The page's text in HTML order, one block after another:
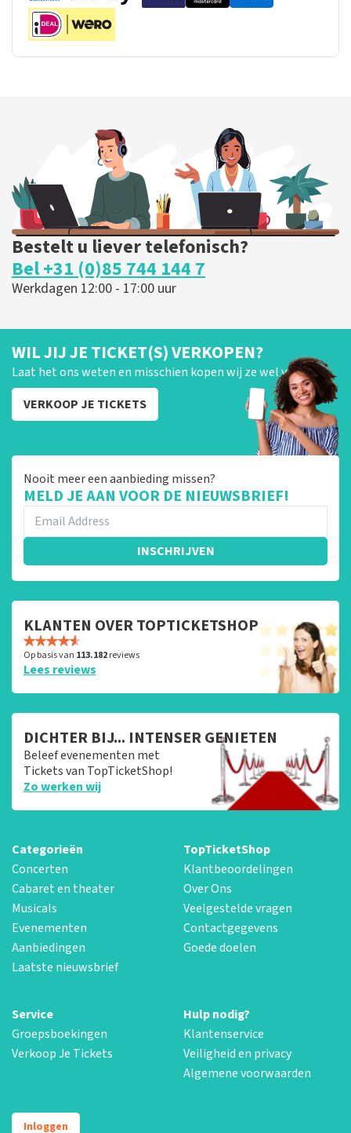
Bestelt u liever telefonisch?
Bel +31 (0)85 744 144 7
Werkdagen 12:00 - 17:00 uur
WIL JIJ JE TICKET(S) VERKOPEN?
Laat het ons weten en misschien kopen wij ze wel van je!
VERKOOP JE TICKETS
Nooit meer een aanbieding missen?
MELD JE AAN VOOR DE NIEUWSBRIEF!
INSCHRIJVEN
KLANTEN OVER TOPTICKETSHOP
Op basis van 113.182reviews
Lees reviews
DICHTER BIJ... INTENSER GENIETEN
Beleef evenementen met
Tickets van TopTicketShop!
Zo werken wij
Categorieën
Concerten
Cabaret en theater
Musicals
Evenementen
Aanbiedingen
Laatste nieuwsbrief
TopTicketShop
Klantbeoordelingen
Over Ons
Veelgestelde vragen
Contactgegevens
Goede doelen
Service
Groepsboekingen
Verkoop Je Tickets
Hulp nodig?
Klantenservice
Veiligheid en privacy
Algemene voorwaarden
Inloggen